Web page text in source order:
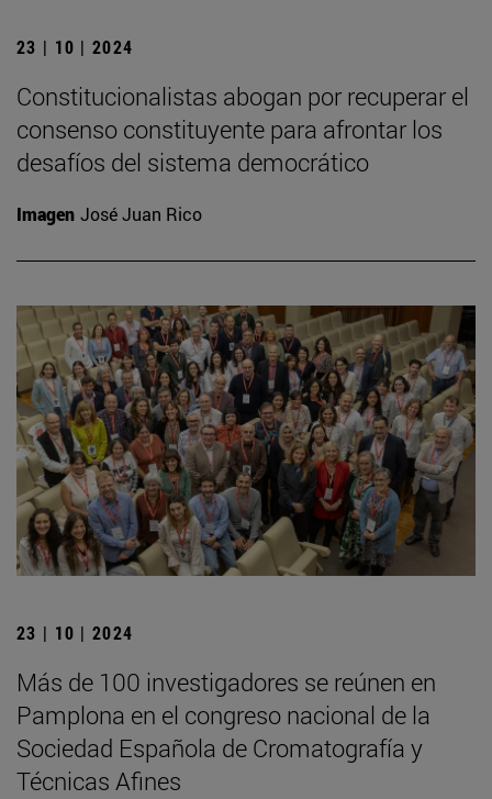
23 | 10 | 2024
Constitucionalistas abogan por recuperar el
consenso constituyente para afrontar los
desafíos del sistema democrático
Imagen José Juan Rico
23 | 10 | 2024
Más de 100 investigadores se reúnen en
Pamplona en el congreso nacional de la
Sociedad Española de Cromatografía y
Técnicas Afines